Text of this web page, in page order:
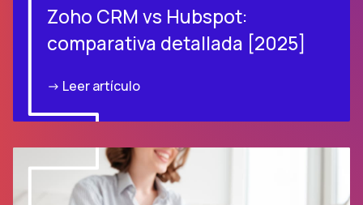
Zoho CRM vs Hubspot:
comparativa detallada [2025]
-> Leer artículo